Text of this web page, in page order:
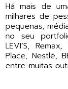
Há mais de
milhares de
pequenas,
no seu
LEVI’S,
Place, Nestlé,
entre muitas